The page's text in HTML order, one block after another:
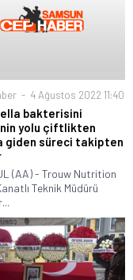
4 Ağustos 2022 11:40
bakterisini
yolu çiftlikten
giden süreci takipten
(AA) - Trouw Nutrition
Teknik Müdürü